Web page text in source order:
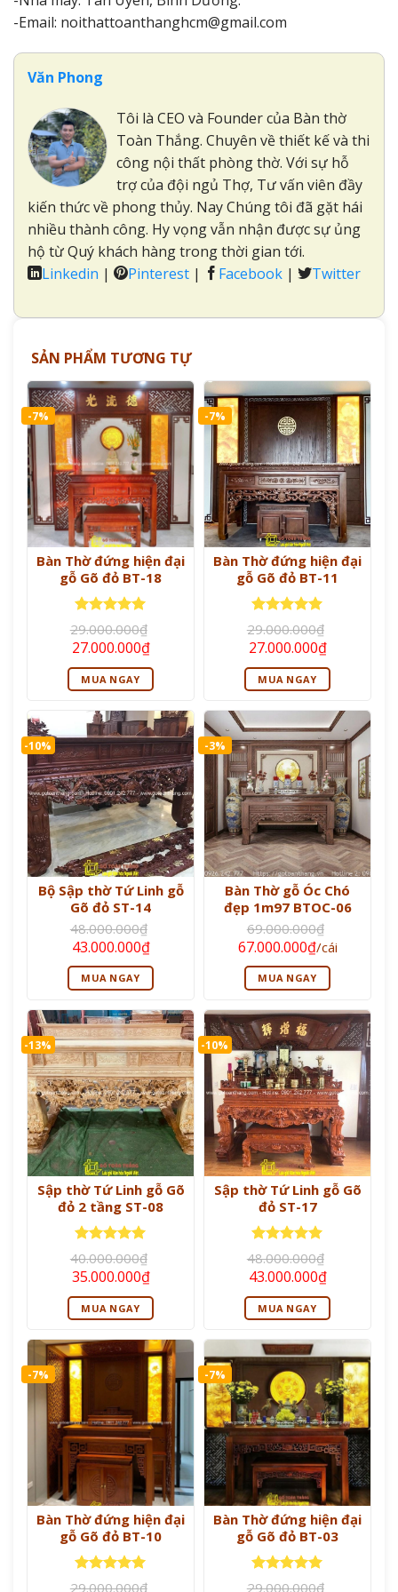
-Email: noithattoanthanghcm@gmail.com
Văn Phong
Tôi là CEO và Founder của Bàn thờ
Toàn Thắng. Chuyên về thiết kế và thi
công nội thất phòng thờ. Với sự hỗ
trợ của đội ngủ Thợ, Tư vấn viên đầy
kiến thức về phong thủy. Nay Chúng tôi đã gặt hái
nhiều thành công. Hy vọng vẫn nhận được sự ủng
hộ từ Quý khách hàng trong thời gian tới.
Linkedin | Pinterest | Facebook | Twitter
SẢN PHẨM TƯƠNG TỰ
-7%
Bàn Thờ đứng hiện đại
gỗ Gõ đỏ BT-18
Được xếp
hạng55
sao
29.000.000₫
Giá
gốc
là:
29.000.000₫.
27.000.000₫Giá
hiện
tại
là:
MUA NGAY
-7%
Bàn Thờ đứng hiện đại
gỗ Gõ đỏ BT-11
Được xếp
hạng55
sao
29.000.000₫
Giá
gốc
là:
29.000.000₫.
27.000.000₫Giá
hiện
tại
là:
MUA NGAY
-10%
Bộ Sập thờ Tứ Linh gỗ
Gõ đỏ ST-14
48.000.000₫
Giá
gốc
là:
48.000.000₫.
43.000.000₫Giá
hiện
tại
là:
43.000.000₫.
MUA NGAY
-3%
Bàn Thờ gỗ Óc Chó
đẹp 1m97 BTOC-06
69.000.000₫
Giá
gốc
là:
69.000.000₫.
67.000.000₫Giá
hiện
tại
là:
67.000.000₫.
/cái
MUA NGAY
-13%
Sập thờ Tứ Linh gỗ Gõ
đỏ 2 tầng ST-08
Được xếp
hạng55
sao
40.000.000₫
Giá
gốc
là:
40.000.000₫.
35.000.000₫Giá
hiện
tại
là:
35.000.000₫.
MUA NGAY
-10%
Sập thờ Tứ Linh gỗ Gõ
đỏ ST-17
Được xếp
hạng55
sao
48.000.000₫
Giá
gốc
là:
48.000.000₫.
43.000.000₫Giá
hiện
tại
là:
MUA NGAY
-7%
Bàn Thờ đứng hiện đại
gỗ Gõ đỏ BT-10
Được xếp
29.000.000₫
-7%
Bàn Thờ đứng hiện đại
gỗ Gõ đỏ BT-03
Được xếp
29.000.000₫